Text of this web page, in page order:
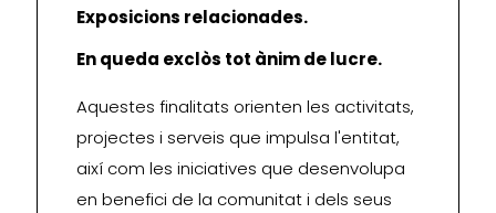
Exposicions relacionades.
En queda exclòs tot ànim de lucre.
Aquestes finalitats orienten les activitats,
projectes i serveis que impulsa l'entitat,
així com les iniciatives que desenvolupa
en benefici de la comunitat i dels seus